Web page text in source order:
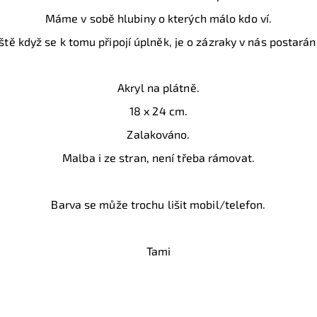
Máme v sobě hlubiny o kterých málo kdo ví.
když se k tomu připojí úplněk, je o zázraky v nás
Akryl na plátně.
18 x 24 cm.
Zalakováno.
Malba i ze stran, není třeba rámovat.
Barva se může trochu lišit mobil/telefon.
Tami